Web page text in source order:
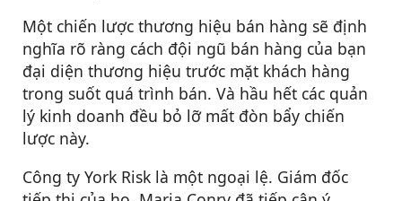
Một chiến lược thương hiệu bán hàng sẽ định
nghĩa rõ ràng cách đội ngũ bán hàng của bạn
đại diện thương hiệu trước mặt khách hàng
trong suốt quá trình bán. Và hầu hết các quản
lý kinh doanh đều bỏ lỡ mất đòn bẩy chiến
lược này.
Công ty York Risk là một ngoại lệ. Giám đốc